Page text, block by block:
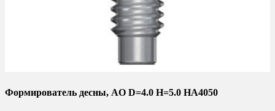
Формирователь десны, AO D=4.0 H=5.0 HA4050